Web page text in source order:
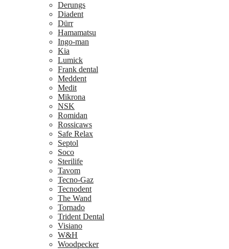
Derungs
Diadent
Dürr
Hamamatsu
Ingo-man
Kia
Lumick
Frank dental
Meddent
Medit
Mikrona
NSK
Romidan
Rossicaws
Safe Relax
Septol
Soco
Sterilife
Tavom
Tecno-Gaz
Tecnodent
The Wand
Tornado
Trident Dental
Visiano
W&H
Woodpecker